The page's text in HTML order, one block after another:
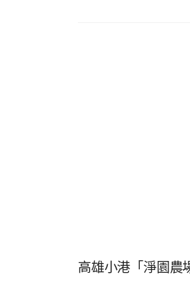
高雄小港「淨園農